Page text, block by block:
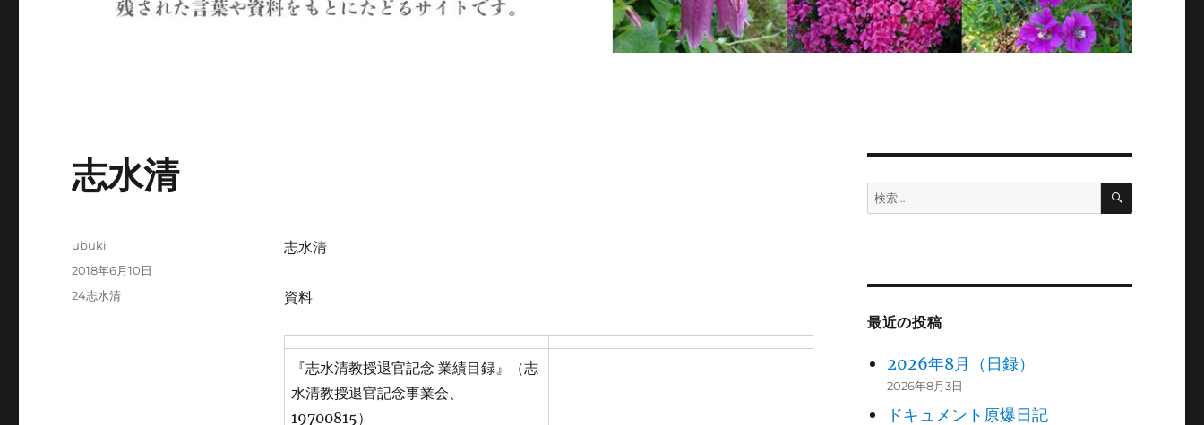
志水清
志水清
資料
『志水清教授退官記念 業績目録』（志
水清教授退官記念事業会、
19700815）
投
ubuki
投
2018年6月10日
カ
24志水清
検
索:
検
最近の投稿
2026年8月（日録）
2026年8月3日
ドキュメント原爆日記